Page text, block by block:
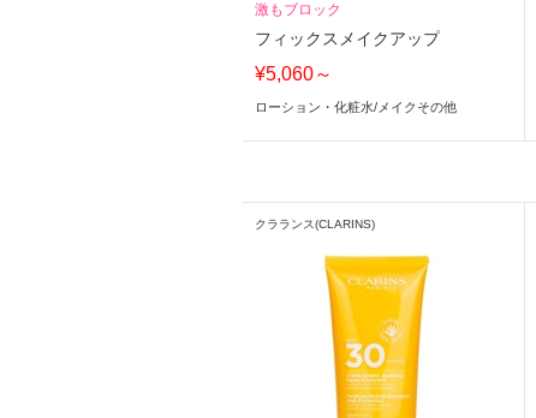
激もブロック
フィックスメイクアップ
¥5,060～
ローション・化粧水/ メイクその他
クラランス(CLARINS)